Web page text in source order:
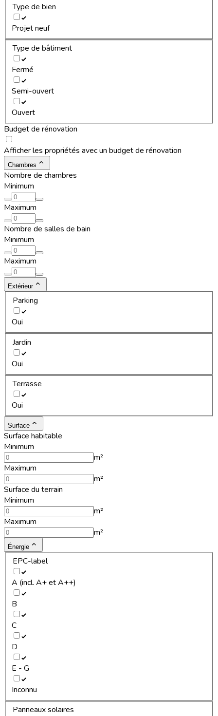
Type de bien
Projet neuf
Type de bâtiment
Fermé
Semi-ouvert
Ouvert
Budget de rénovation
Afficher les propriétés avec un budget de rénovation
Chambres
Nombre de chambres
Minimum
Maximum
Nombre de salles de bain
Minimum
Maximum
Extérieur
Parking
Oui
Jardin
Oui
Terrasse
Oui
Surface
Surface habitable
Minimum
m²
Maximum
m²
Surface du terrain
Minimum
m²
Maximum
m²
Énergie
EPC-label
A (incl. A+ et A++)
B
C
D
E - G
Inconnu
Panneaux solaires